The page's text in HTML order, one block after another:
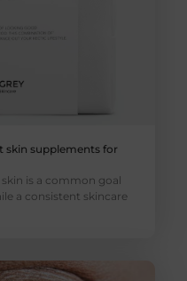
skin supplements for
is a common goal
a consistent skincare